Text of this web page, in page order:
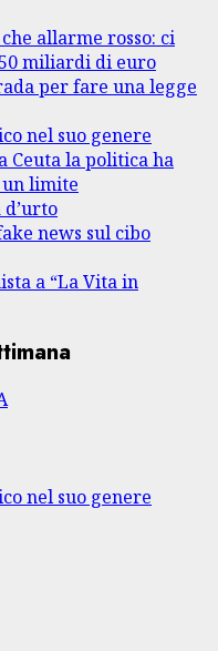
allarme rosso: ci
miliardi di euro
per fare una legge
nel suo genere
Ceuta la politica ha
un limite
news sul cibo
a “La Vita in
nel suo genere